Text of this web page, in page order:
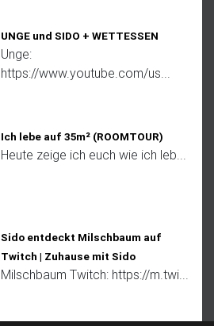
UNGE und SIDO + WETTESSEN
Unge:
https://www.youtube.com/us...
Ich lebe auf 35m² (ROOMTOUR)
Heute zeige ich euch wie ich leb...
Sido entdeckt Milschbaum auf
Twitch | Zuhause mit Sido
Milschbaum Twitch: https://m.twi...